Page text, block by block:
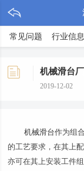
常见问题 行业信息
机械滑台
2019-12-02
机械滑台作为组
的工艺要求，在其上
亦可在其上安装工件